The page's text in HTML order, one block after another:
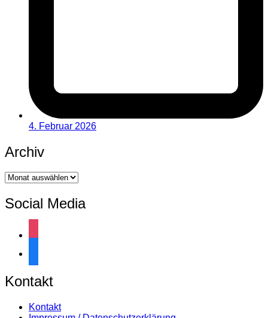
4. Februar 2026
Archiv
Archiv
Social Media
Kontakt
Kontakt